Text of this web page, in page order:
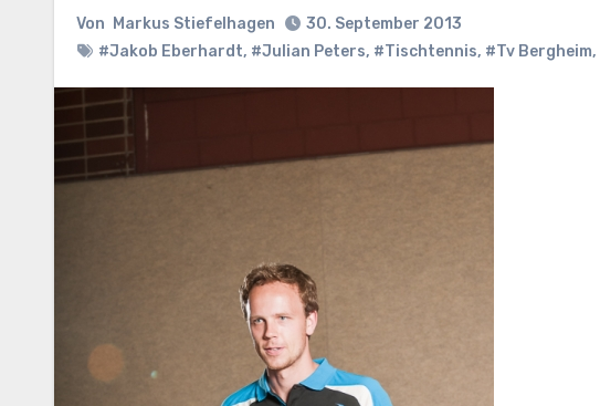
Von Markus Stiefelhagen
30. September 2013
#Jakob Eberhardt, #Julian Peters, #Tischtennis, #Tv Bergheim,